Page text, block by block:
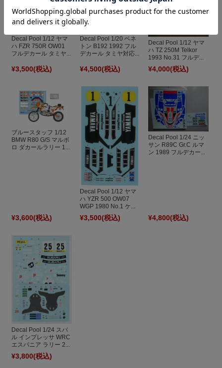
Decal Pool 1/12 ヤマ
ハ FZR 750R OW01
フルデカール タミヤ...
¥3,500(税込)
Decal Pool 1/20 ベネ
トン B192 1992 フル
デカール タミヤ対応...
¥4,500(税込)
Decal Pool 1/12 ヤマ
ハ TZ 250M Telkor
1993 No.31 フルデ...
¥4,000(税込)
ブルースタッフ 1/12
BMW R80 G/S マルボ
ロ ダカールラリー 1...
¥3,600(税込)
Decal Pool 1/12 ヤマ
ハ YZR 500 OW07
WGP 1980 No.1 ケ...
¥3,500(税込)
Decal Pool 1/24 ニッ
サン R89C Gr.C ルマ
ン 1989 フルデカー...
¥4,800(税込)
Decal Pool 1/24 スバ
ル インプレッサ WRC
エスパニア ラリー 2...
¥3,800(税込)